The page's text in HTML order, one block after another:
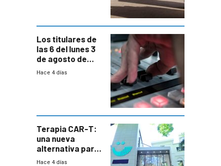
Los titulares de
las 6 del lunes 3
de agosto de
2026
Hace 4 días
Terapia CAR-T:
una nueva
alternativa para
niños y
Hace 4 días